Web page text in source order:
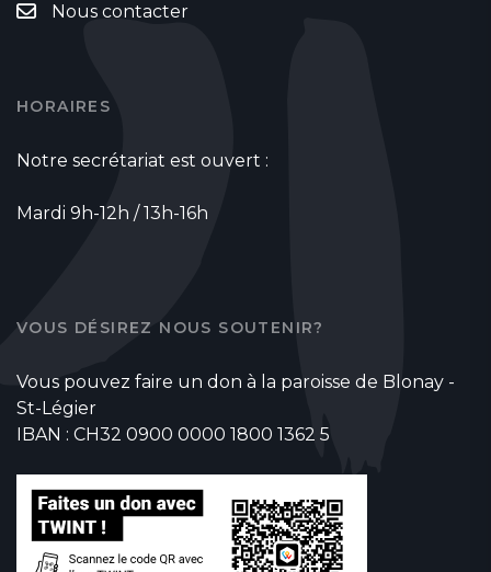
Nous contacter
HORAIRES
Notre secrétariat est ouvert :
Mardi 9h-12h / 13h-16h
VOUS DÉSIREZ NOUS SOUTENIR?
Vous pouvez faire un don à la paroisse de Blonay -
St-Légier
IBAN : CH32 0900 0000 1800 1362 5